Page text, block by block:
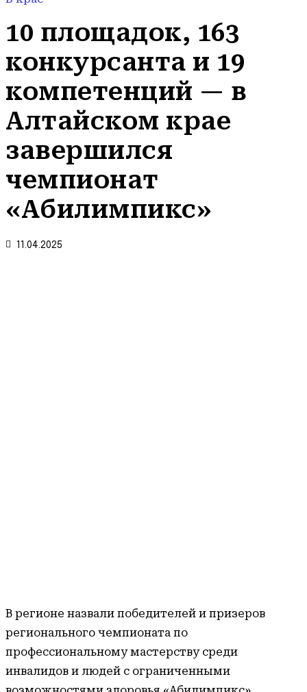
10 площадок, 163
конкурсанта и 19
компетенций — в
Алтайском крае
завершился
чемпионат
«Абилимпикс»
11.04.2025
В регионе назвали победителей и призеров
регионального чемпионата по
профессиональному мастерству среди
инвалидов и людей с ограниченными